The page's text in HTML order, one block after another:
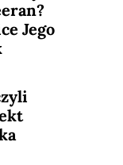
Jego